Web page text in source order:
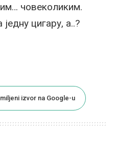
човеколиким.
цигару, а..?
izvor na Google-u